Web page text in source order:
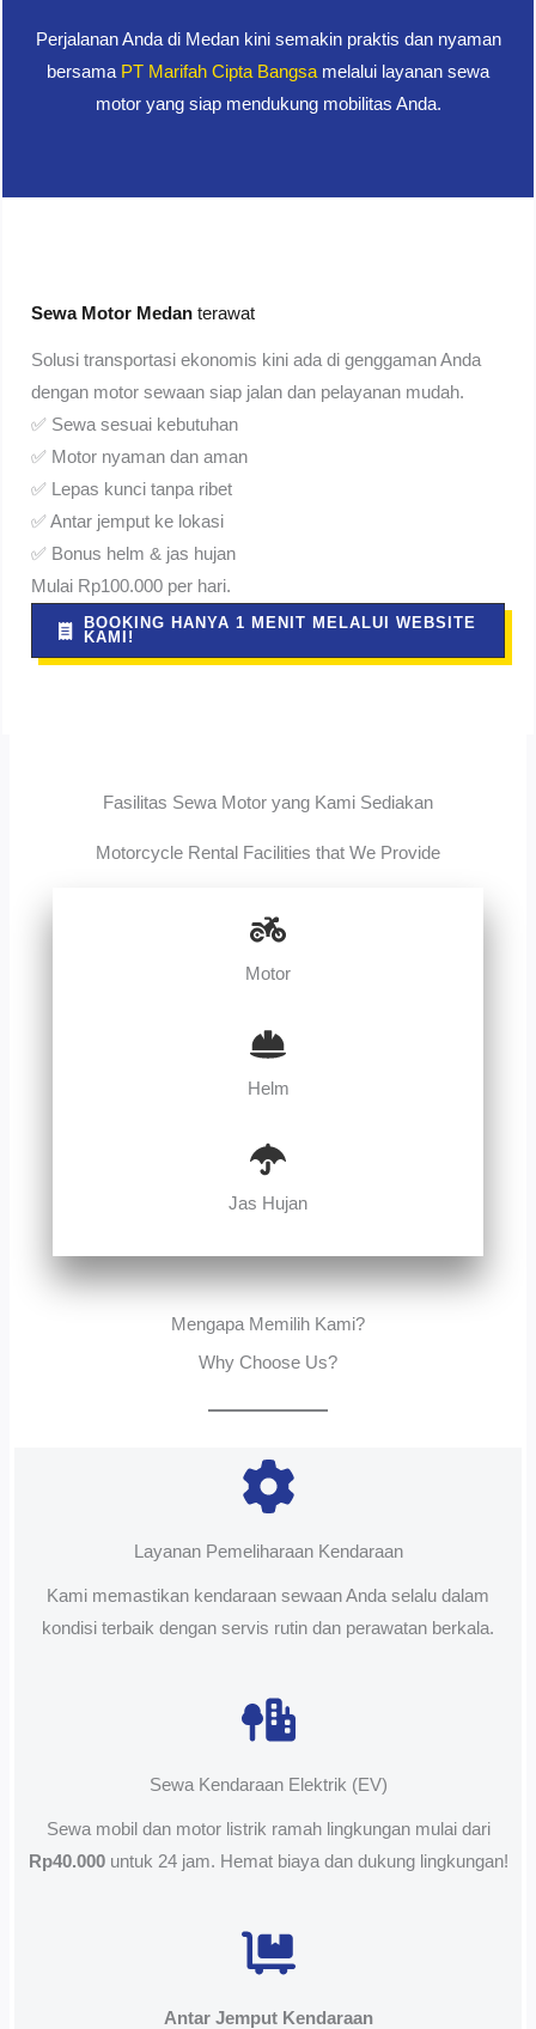
Perjalanan Anda di Medan kini semakin praktis dan nyaman
bersama PT Marifah Cipta Bangsa melalui layanan sewa
motor yang siap mendukung mobilitas Anda.
Sewa Motor Medanterawat
Solusi transportasi ekonomis kini ada di genggaman Anda
dengan motor sewaan siap jalan dan pelayanan mudah.
✅ Sewa sesuai kebutuhan
✅ Motor nyaman dan aman
✅ Lepas kunci tanpa ribet
✅ Antar jemput ke lokasi
✅ Bonus helm & jas hujan
Mulai Rp100.000 per hari.
BOOKING HANYA 1 MENIT MELALUI WEBSITE
KAMI!
Fasilitas Sewa Motor yang Kami Sediakan
Motorcycle Rental Facilities that We Provide
Motor
Helm
Jas Hujan
Mengapa Memilih Kami?
Why Choose Us?
Layanan Pemeliharaan Kendaraan
Kami memastikan kendaraan sewaan Anda selalu dalam
kondisi terbaik dengan servis rutin dan perawatan berkala.
Sewa Kendaraan Elektrik (EV)
Sewa mobil dan motor listrik ramah lingkungan mulai dari
Rp40.000untuk 24 jam. Hemat biaya dan dukung lingkungan!
Antar Jemput Kendaraan